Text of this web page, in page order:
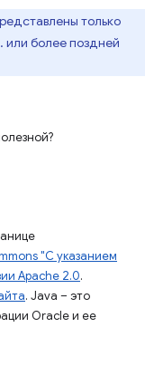
только
или более поздней
"С указанием
Apache 2.0.
. Java – это
Oracle и ее